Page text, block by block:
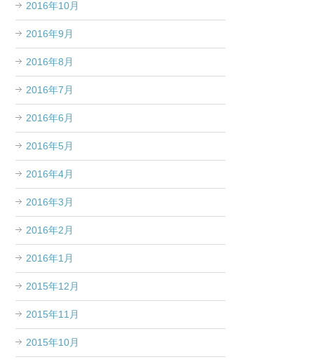
2016年10月
2016年9月
2016年8月
2016年7月
2016年6月
2016年5月
2016年4月
2016年3月
2016年2月
2016年1月
2015年12月
2015年11月
2015年10月